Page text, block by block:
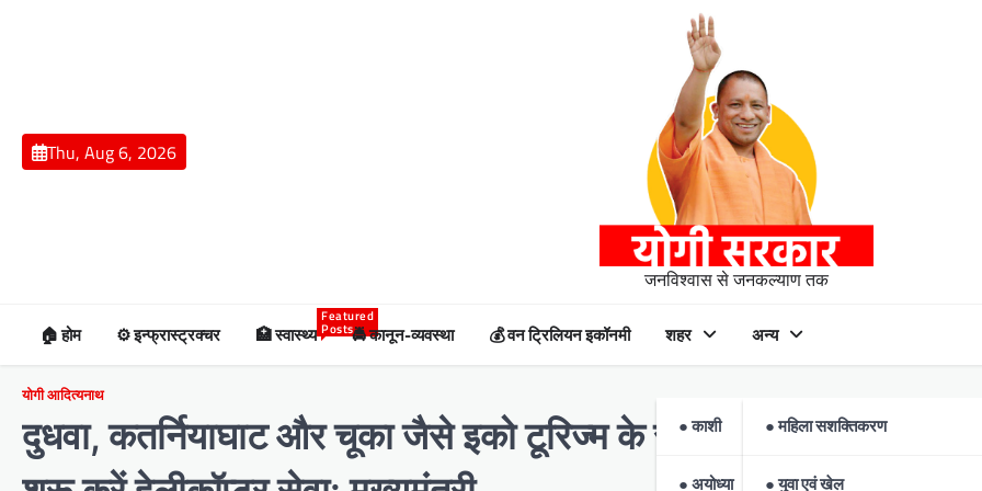
Thu, Aug 6, 2026
जनविश्वास से जनकल्याण तक
🏠 होम ⚙️ इन्फ्रास्ट्रक्चर 🏥 स्वास्थ्य
Featured
Posts🚔 कानून-व्यवस्था 💰 वन ट्रिलियन इकॉनमी शहर
● काशी
● अयोध्या
अन्य
● महिला सशक्तिकरण
● युवा एवं खेल
योगी आदित्यनाथ
दुधवा, कतर्नियाघाट और चूका जैसे इको टूरिज्म के स्थलों पर सुगम